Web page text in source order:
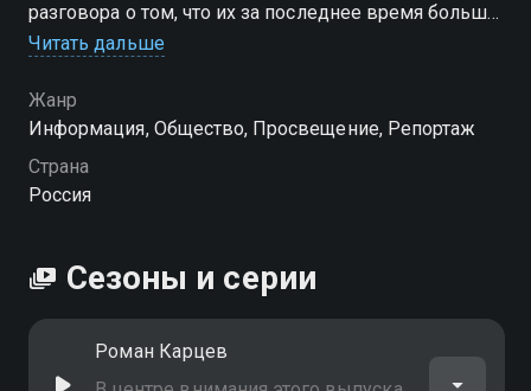
разговора о том, что их за последнее время больше
всего взволновало в правотворчестве и
Читать дальше
Жанр
Информация, Общество, Просвещение, Репортаж
Страна
Россия
Сезоны и серии
Роман Карцев